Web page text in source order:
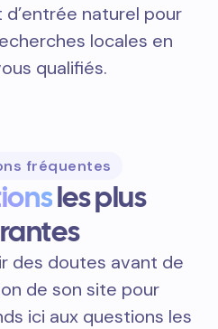
naturel pour
locales en
qualifiés.
fréquentes
les plus
des doutes avant de
de son site pour
ici aux questions les